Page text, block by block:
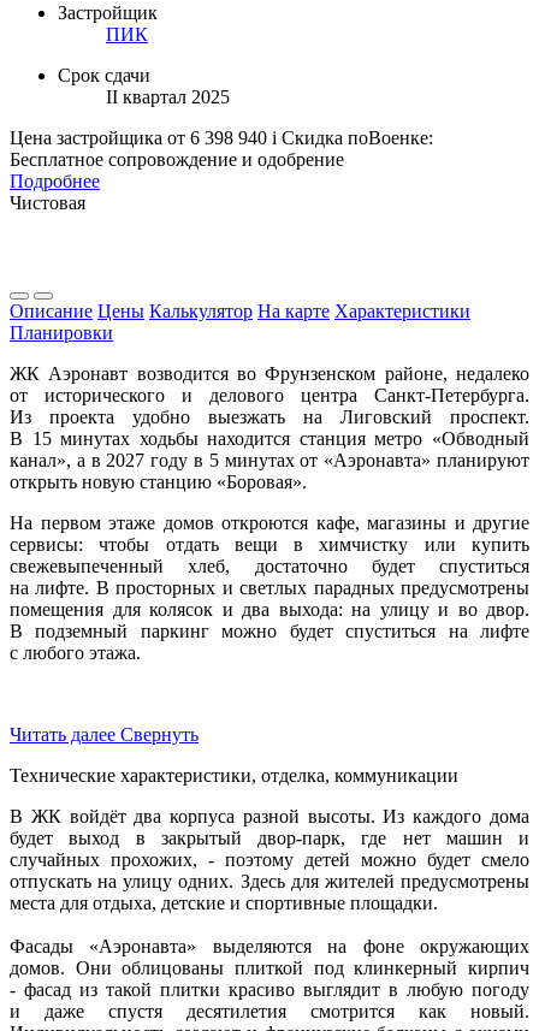
Застройщик
ПИК
Срок сдачи
II квартал 2025
Цена застройщика от 6 398 940 i Скидка поВоенке:
Бесплатное сопровождение и одобрение
Подробнее
Чистовая
Описание Цены Калькулятор На карте Характеристики
Планировки
ЖК Аэронавт возводится во Фрунзенском районе, недалеко
от исторического и делового центра Санкт-Петербурга.
Из проекта удобно выезжать на Лиговский проспект.
В 15 минутах ходьбы находится станция метро «Обводный
канал», а в 2027 году в 5 минутах от «Аэронавта» планируют
открыть новую станцию «Боровая».
На первом этаже домов откроются кафе, магазины и другие
сервисы: чтобы отдать вещи в химчистку или купить
свежевыпеченный хлеб, достаточно будет спуститься
на лифте. В просторных и светлых парадных предусмотрены
помещения для колясок и два выхода: на улицу и во двор.
В подземный паркинг можно будет спуститься на лифте
с любого этажа.
Читать далее Свернуть
Технические характеристики, отделка, коммуникации
В ЖК войдёт два корпуса разной высоты. Из каждого дома
будет выход в закрытый двор-парк, где нет машин и
случайных прохожих, - поэтому детей можно будет смело
отпускать на улицу одних. Здесь для жителей предусмотрены
места для отдыха, детские и спортивные площадки.
Фасады «Аэронавта» выделяются на фоне окружающих
домов. Они облицованы плиткой под клинкерный кирпич
- фасад из такой плитки красиво выглядит в любую погоду
и даже спустя десятилетия смотрится как новый.